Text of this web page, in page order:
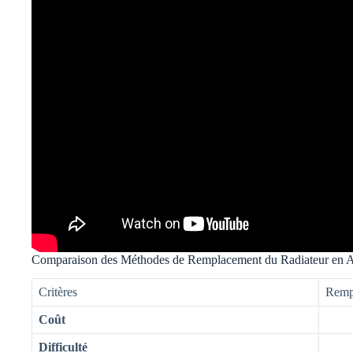
Comparaison des Méthodes de Remplacement du Radiateur en
Critères
Coût
Difficulté